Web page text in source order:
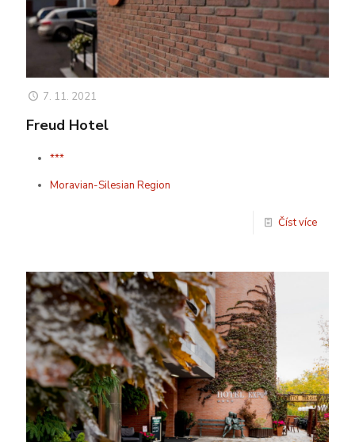
7. 11. 2021
Freud Hotel
***
Moravian-Silesian Region
Číst více